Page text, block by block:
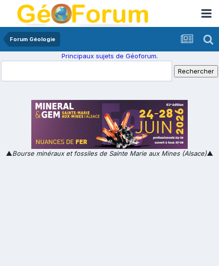
Forum Géologie
Principaux sujets de Géoforum.
▲Bourse minéraux et fossiles de Sainte Marie aux Mines (Alsace)▲